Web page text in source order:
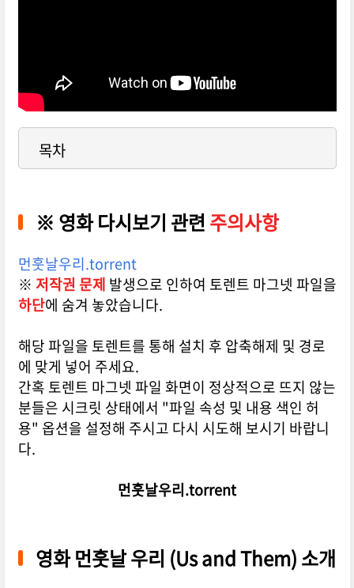
넷플릭스-먼훗날-우리-메인-예고편-영상
목차
※ 영화 다시보기 관련주의사항
먼훗날우리.torrent
※ 저작권 문제 발생으로 인하여 토렌트 마그넷 파일을
하단에 숨겨 놓았습니다.
해당 파일을 토렌트를 통해 설치 후 압축해제 및 경로
에 맞게 넣어 주세요.
간혹 토렌트 마그넷 파일 화면이 정상적으로 뜨지 않는
분들은 시크릿 상태에서 "파일 속성 및 내용 색인 허
용" 옵션을 설정해 주시고 다시 시도해 보시기 바랍니
다.
먼훗날우리.torrent
영화 먼훗날 우리 (Us and Them) 소개